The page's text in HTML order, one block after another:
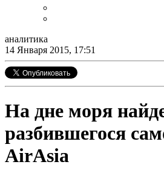
аналитика
14 Января 2015, 17:51
На дне моря
разбившегося
AirAsia